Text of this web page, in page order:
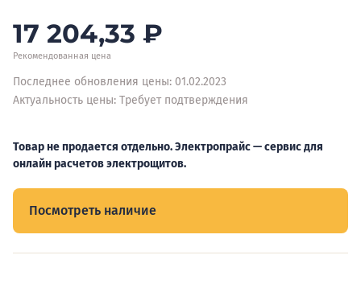
17 204,33 ₽
Рекомендованная цена
Последнее обновления цены: 01.02.2023
Актуальность цены: Требует подтверждения
Товар не продается отдельно. Электропрайс — сервис для
онлайн расчетов электрощитов.
Посмотреть наличие